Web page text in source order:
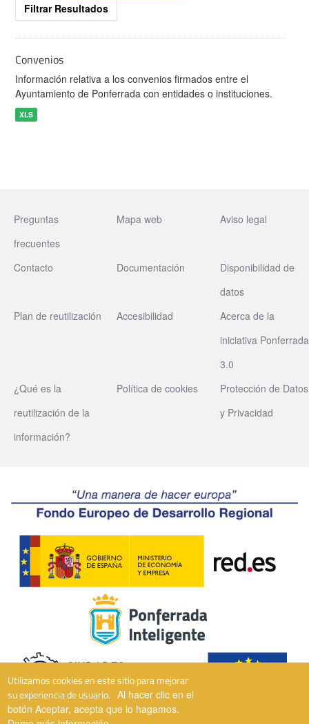
Filtrar Resultados
Convenios
Información relativa a los convenios firmados entre el
Ayuntamiento de Ponferrada con entidades o instituciones.
XLS
Preguntas
frecuentes
Mapa web Aviso legal
Contacto Documentación
Disponibilidad de
datos
Plan de reutilización
Accesibilidad
Acerca de la
iniciativa Ponferrada
3.0
¿Qué es la
reutilización de la
información?
Política de cookies
Protección de Datos
y Privacidad
Utilizamos cookies en este sitio para mejorar
su experiencia de usuario. Al hacer clic en el
botón Aceptar, acepta que lo hagamos.